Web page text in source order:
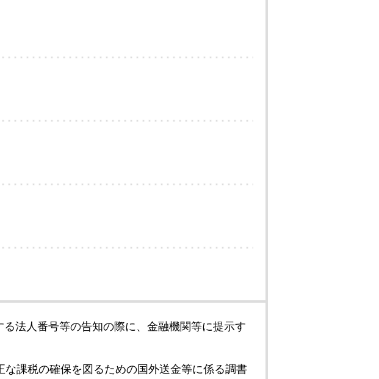
法人番号等の告知の際に、金融機関等に提示す
な課税の確保を図るための国外送金等に係る調書